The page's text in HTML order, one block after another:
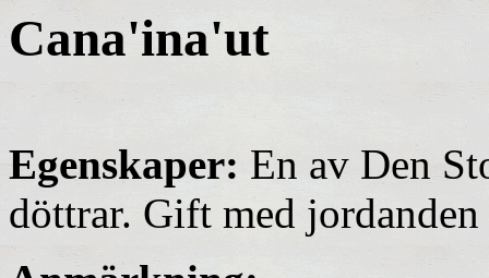
Cana'ina'ut
Egenskaper: En av Den
döttrar. Gift med jordanden